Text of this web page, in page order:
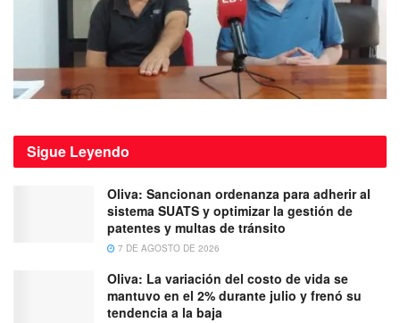
Sigue Leyendo
Oliva: Sancionan ordenanza para adherir al
sistema SUATS y optimizar la gestión de
patentes y multas de tránsito
7 DE AGOSTO DE 2026
Oliva: La variación del costo de vida se
mantuvo en el 2% durante julio y frenó su
tendencia a la baja